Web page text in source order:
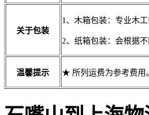
关于包装
1、木箱包装：专业木
2、纸箱包装：会根据
温馨提示 ★ 所列运费为参考费用